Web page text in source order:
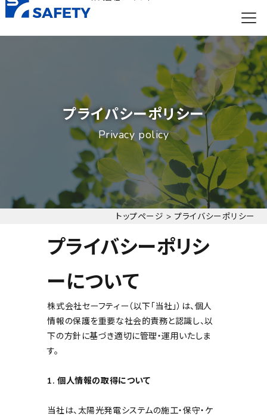
プライパシーポリシー
Privacy policy
トップページ > プライバシーポリシー
プライバシーポリシ
ーについて
株式会社セーフティー（以下「当社」）は、個人
情報の保護を重要な社会的責務と認識し、以
下の方針に基づき適切に管理・運用いたしま
す。
1. 個人情報の取得について
当社は、太陽光発電システムの施工・保守・ケ